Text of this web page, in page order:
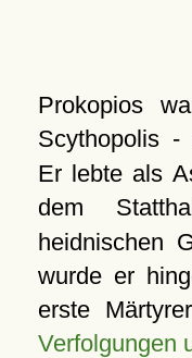
Prokopios
Scythopolis -
Er lebte als
dem
heidnischen
wurde er
erste
Verfolgungen